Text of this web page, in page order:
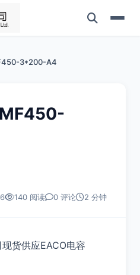
3*200-A4
140 阅读 0 评论 2 分钟
货供应EACO电容